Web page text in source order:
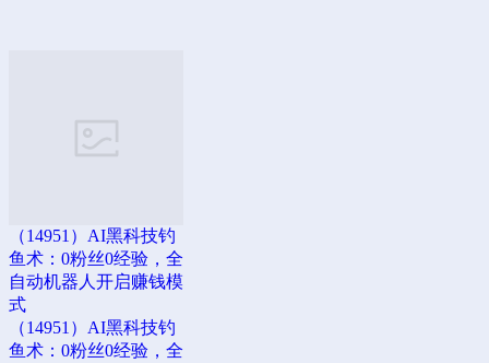
（14951）AI黑科技钓
鱼术：0粉丝0经验，全
自动机器人开启赚钱模
式
（14951）AI黑科技钓
鱼术：0粉丝0经验，全